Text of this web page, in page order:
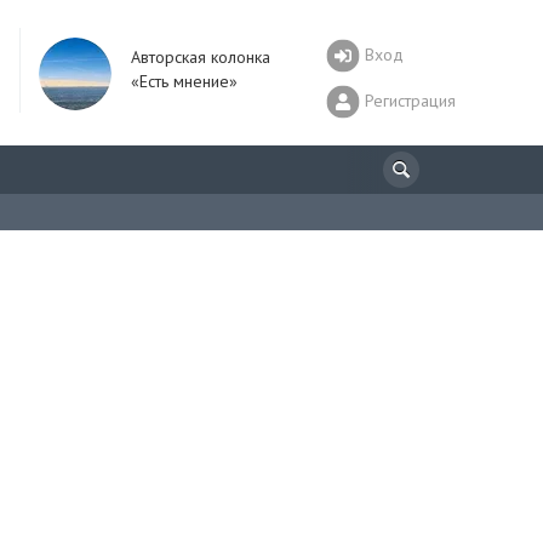
Авторская колонка
«Есть мнение»
Вход
Регистрация